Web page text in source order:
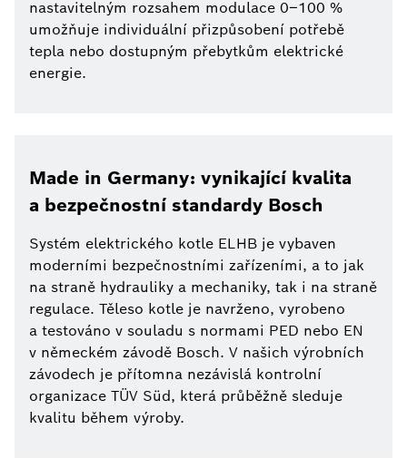
nastavitelným rozsahem modulace 0–100 %
umožňuje individuální přizpůsobení potřebě
tepla nebo dostupným přebytkům elektrické
energie.
Made in Germany: vynikající kvalita
a bezpečnostní standardy Bosch
Systém elektrického kotle ELHB je vybaven
moderními bezpečnostními zařízeními, a to jak
na straně hydrauliky a mechaniky, tak i na straně
regulace. Těleso kotle je navrženo, vyrobeno
a testováno v souladu s normami PED nebo EN
v německém závodě Bosch. V našich výrobních
závodech je přítomna nezávislá kontrolní
organizace TÜV Süd, která průběžně sleduje
kvalitu během výroby.